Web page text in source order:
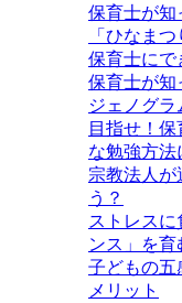
保育士が知
「ひなま
保育士にで
保育士が知
ジェノグラ
目指せ！
な勉強方法
宗教法人が
う？
ストレス
ンス」を育
子どもの五
メリット